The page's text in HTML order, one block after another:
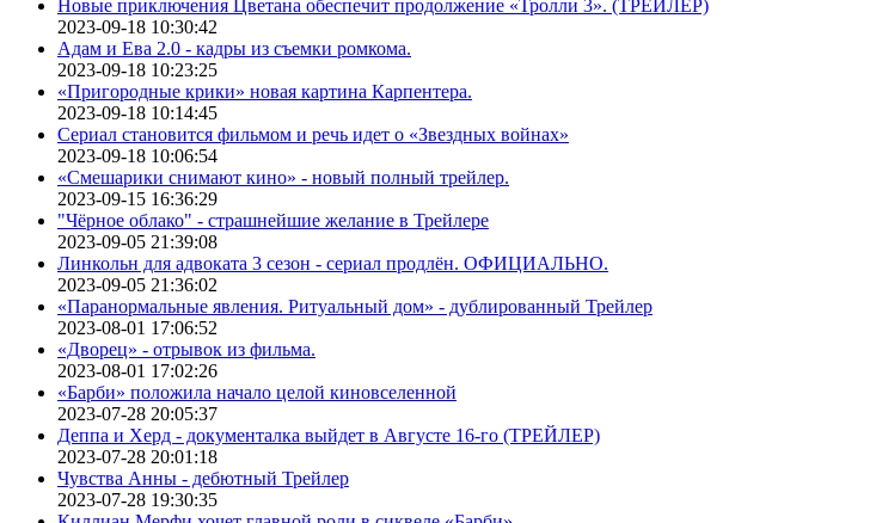
Новые приключения Цветана обеспечит продолжение «Тролли 3». (ТРЕЙЛЕР)
2023-09-18 10:30:42
Адам и Ева 2.0 - кадры из съемки ромкома.
2023-09-18 10:23:25
«Пригородные крики» новая картина Карпентера.
2023-09-18 10:14:45
Сериал становится фильмом и речь идет о «Звездных войнах»
2023-09-18 10:06:54
«Смешарики снимают кино» - новый полный трейлер.
2023-09-15 16:36:29
"Чёрное облако" - страшнейшие желание в Трейлере
2023-09-05 21:39:08
Линкольн для адвоката 3 сезон - сериал продлён. ОФИЦИАЛЬНО.
2023-09-05 21:36:02
«Паранормальные явления. Ритуальный дом» - дублированный Трейлер
2023-08-01 17:06:52
«Дворец» - отрывок из фильма.
2023-08-01 17:02:26
«Барби» положила начало целой киновселенной
2023-07-28 20:05:37
Деппа и Херд - документалка выйдет в Августе 16-го (ТРЕЙЛЕР)
2023-07-28 20:01:18
Чувства Анны - дебютный Трейлер
2023-07-28 19:30:35